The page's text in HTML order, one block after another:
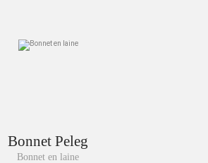
Bonnet Peleg
Bonnet en laine